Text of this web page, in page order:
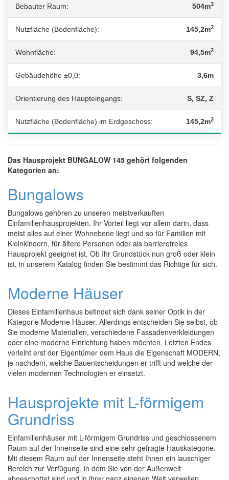
Bebauter Raum: 504m3
Nutzfläche (Bodenfläche): 145,2m2
Wohnfläche: 94,5m2
Gebäudehöhe ±0,0: 3,6m
Orientierung des Haupteingangs: S, SZ, Z
Nutzfläche (Bodenfläche) im Erdgeschoss: 145,2m2
Das Hausprojekt BUNGALOW 145 gehört folgenden
Kategorien an:
Bungalows
Bungalows gehören zu unseren meistverkauften
Einfamilienhausprojekten. Ihr Vorteil liegt vor allem darin, dass
meist alles auf einer Wohnebene liegt und so für Familien mit
Kleinkindern, für ältere Personen oder als barrierefreies
Hausprojekt geeignet ist. Ob Ihr Grundstück nun groß oder klein
ist, in unserem Katalog finden Sie bestimmt das Richtige für sich.
Moderne Häuser
Dieses Einfamilienhaus befindet sich dank seiner Optik in der
Kategorie Moderne Häuser. Allerdings entscheiden Sie selbst, ob
Sie moderne Materialien, verschiedene Fassadenverkleidungen
oder eine moderne Einrichtung haben möchten. Letzten Endes
verleiht erst der Eigentümer dem Haus die Eigenschaft MODERN,
je nachdem, welche Bauentscheidungen er trifft und welche der
vielen modernen Technologien er einsetzt.
Hausprojekte mit L-förmigem
Grundriss
Einfamilienhäuser mit L-förmigem Grundriss und geschlossenem
Raum auf der Innenseite sind eine sehr gefragte Hauskategorie.
Mit diesem Raum auf der Innenseite steht Ihnen ein lauschiger
Bereich zur Verfügung, in dem Sie von der Außenwelt